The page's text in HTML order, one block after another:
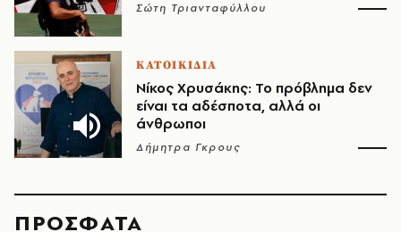
Σώτη Τριανταφύλλου
ΚΑΤΟΙΚΙΔΙΑ
Νίκος Χρυσάκης: Το πρόβλημα δεν
είναι τα αδέσποτα, αλλά οι
άνθρωποι
Δήμητρα Γκρους
ΠΡΟΣΦΑΤΑ